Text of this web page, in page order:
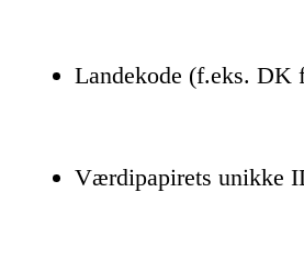
Landekode (f.eks. DK
Værdipapirets unikke